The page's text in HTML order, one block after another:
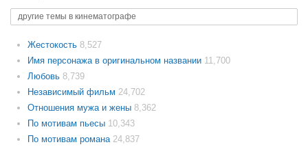
другие темы в кинематографе
Жестокость 8,527
Имя персонажа в оригинальном названии 11,700
Любовь 8,739
Независимый фильм 24,702
Отношения мужа и жены 8,362
По мотивам пьесы 10,343
По мотивам романа 24,837